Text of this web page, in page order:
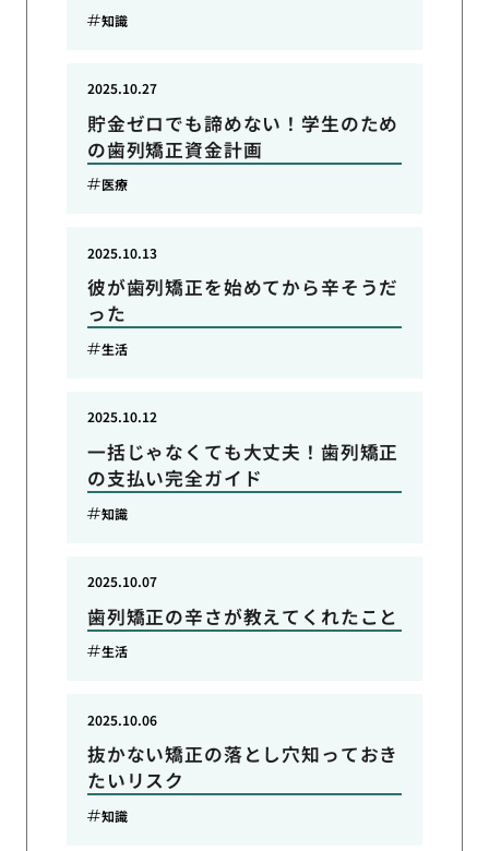
知識
貯金ゼロでも諦めない！学生のため
の歯列矯正資金計画
2025.10.27
医療
彼が歯列矯正を始めてから辛そうだ
った
2025.10.13
生活
一括じゃなくても大丈夫！歯列矯正
の支払い完全ガイド
2025.10.12
知識
歯列矯正の辛さが教えてくれたこと
2025.10.07
生活
抜かない矯正の落とし穴知っておき
たいリスク
2025.10.06
知識